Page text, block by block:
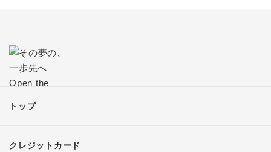
トップ
クレジットカード